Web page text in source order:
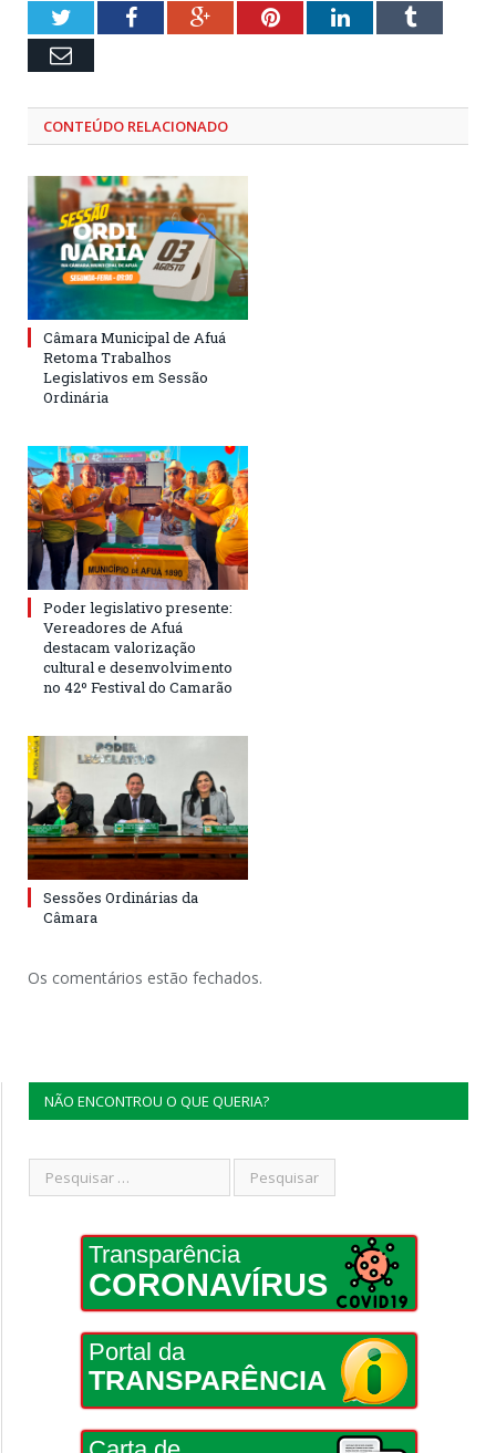
TwitterFacebookGoogle+PinterestLinkedInTumblr
Email
CONTEÚDO RELACIONADO
Câmara Municipal de Afuá
Retoma Trabalhos
Legislativos em Sessão
Ordinária
Poder legislativo presente:
Vereadores de Afuá
destacam valorização
cultural e desenvolvimento
no 42º Festival do Camarão
Sessões Ordinárias da
Câmara
Os comentários estão fechados.
NÃO ENCONTROU O QUE QUERIA?
Transparência
CORONAVÍRUS
Portal da
TRANSPARÊNCIA